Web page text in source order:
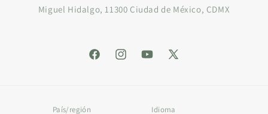
Miguel Hidalgo, 11300 Ciudad de México, CDMX
FacebookInstagramYouTube
X
País/región Idioma